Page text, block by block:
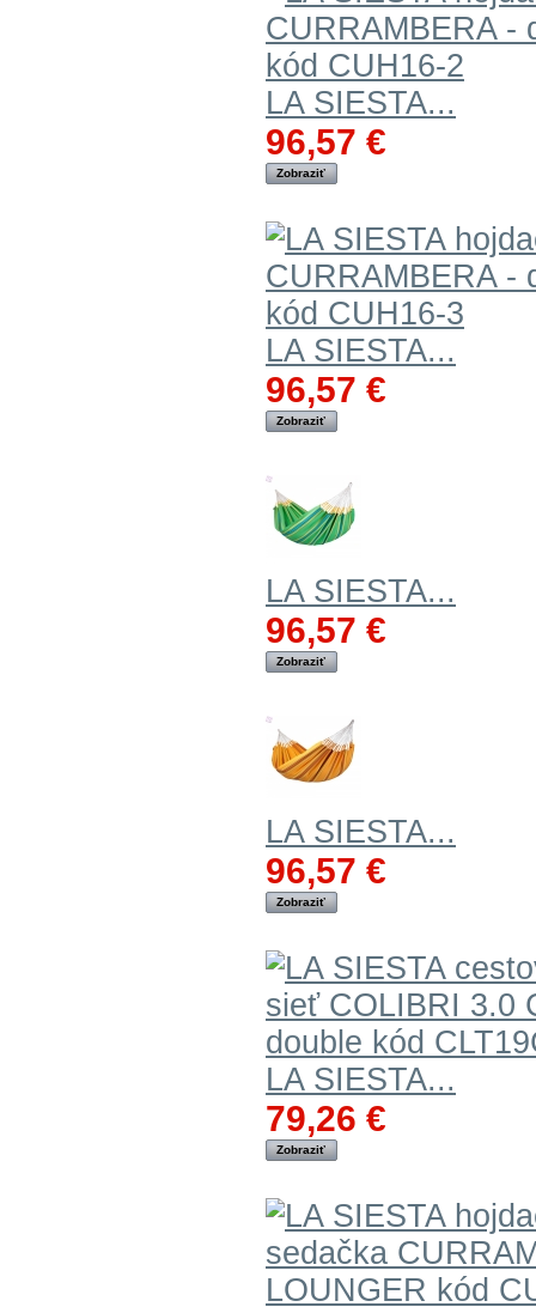
LA SIESTA...
96,57 €
Zobraziť
LA SIESTA...
96,57 €
Zobraziť
LA SIESTA...
96,57 €
Zobraziť
LA SIESTA...
96,57 €
Zobraziť
LA SIESTA...
79,26 €
Zobraziť